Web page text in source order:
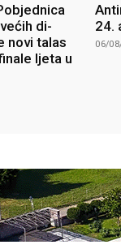
di-
novi talas
ljeta u
24.
06/